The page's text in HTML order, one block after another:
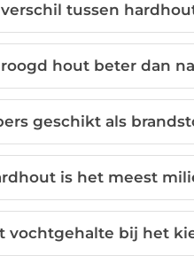
tussen
hout beter dan
geschikt als
is het meest
vochtgehalte bij het